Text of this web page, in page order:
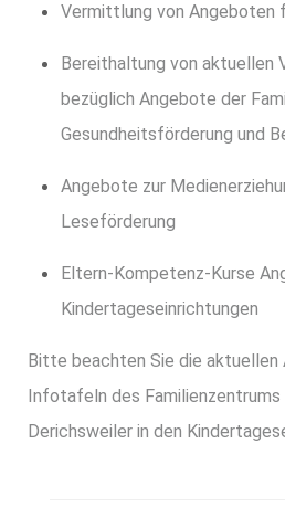
Vermittlung von Angeboten
Bereithaltung von aktuellen
bezüglich Angebote der
Gesundheitsförderung und
Angebote zur
Leseförderung
Eltern-Kompetenz-Kurse
Kindertageseinrichtungen
Bitte beachten Sie die aktuellen
Infotafeln des Familienzentrums
Derichsweiler in den